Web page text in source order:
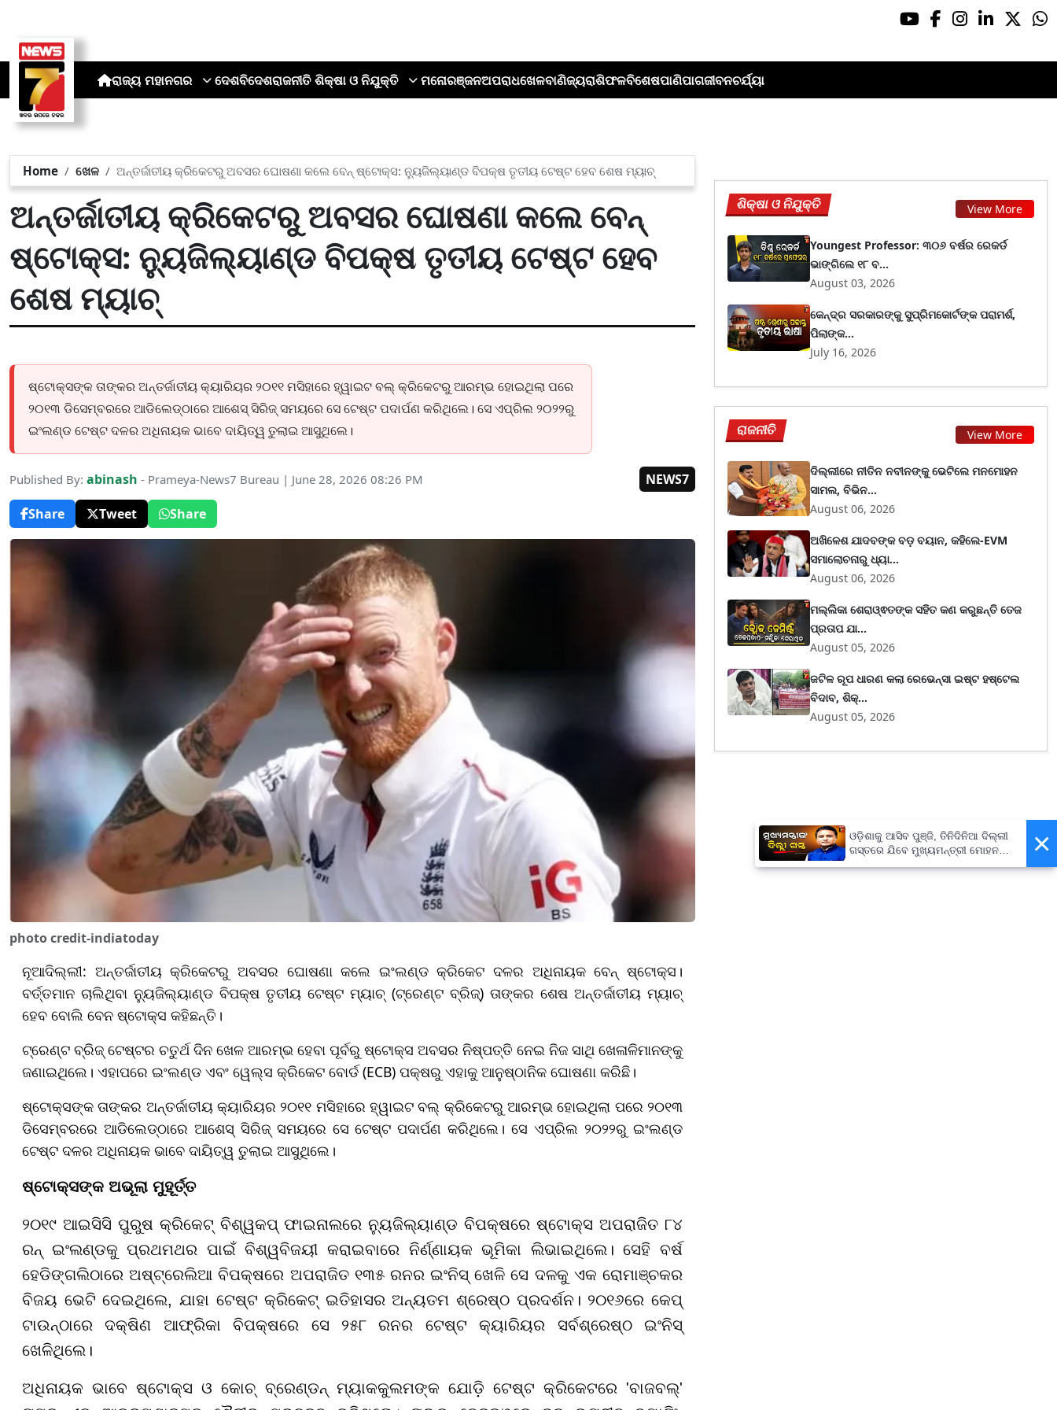
ରାଜ୍ୟ ମହାନଗର ଦେଶବିଦେଶରାଜନୀତି ଶିକ୍ଷା ଓ ନିଯୁକ୍ତି ମନୋରଞ୍ଜନଅପରାଧଖେଳବାଣିଜ୍ୟରାଶିଫଳବିଶେଷପାଣିପାଗଜୀବନଚର୍ଯ୍ୟା
Home ଖେଳ ଅନ୍ତର୍ଜାତୀୟ କ୍ରିକେଟରୁ ଅବସର ଘୋଷଣା କଲେ ବେନ୍ ଷ୍ଟୋକ୍ସ: ନ୍ୟୁଜିଲ୍ୟାଣ୍ଡ ବିପକ୍ଷ ତୃତୀୟ ଟେଷ୍ଟ ହେବ ଶେଷ ମ୍ୟାଚ୍
ଅନ୍ତର୍ଜାତୀୟ କ୍ରିକେଟରୁ ଅବସର ଘୋଷଣା କଲେ ବେନ୍
ଷ୍ଟୋକ୍ସ: ନ୍ୟୁଜିଲ୍ୟାଣ୍ଡ ବିପକ୍ଷ ତୃତୀୟ ଟେଷ୍ଟ ହେବ
ଶେଷ ମ୍ୟାଚ୍
ଷ୍ଟୋକ୍ସଙ୍କ ତାଙ୍କର ଅନ୍ତର୍ଜାତୀୟ କ୍ୟାରିୟର ୨୦୧୧ ମସିହାରେ ହ୍ୱାଇଟ ବଲ୍ କ୍ରିକେଟରୁ ଆରମ୍ଭ ହୋଇଥିଲା ପରେ
୨୦୧୩ ଡିସେମ୍ବରରେ ଆଡିଲେଡ୍‌ଠାରେ ଆଶେସ୍ ସିରିଜ୍ ସମୟରେ ସେ ଟେଷ୍ଟ ପଦାର୍ପଣ କରିଥିଲେ। ସେ ଏପ୍ରିଲ ୨୦୨୨ରୁ
ଇଂଲଣ୍ଡ ଟେଷ୍ଟ ଦଳର ଅଧିନାୟକ ଭାବେ ଦାୟିତ୍ୱ ତୁଲାଇ ଆସୁଥିଲେ।
Published By: abinash - Prameya-News7 Bureau | June 28, 2026 08:26 PM
NEWS7
Share
Tweet Share
photo credit-indiatoday
ନୂଆଦିଲ୍ଲୀ: ଅନ୍ତର୍ଜାତୀୟ କ୍ରିକେଟରୁ ଅବସର ଘୋଷଣା କଲେ ଇଂଲଣ୍ଡ କ୍ରିକେଟ ଦଳର ଅଧିନାୟକ ବେନ୍ ଷ୍ଟୋକ୍ସ।
ବର୍ତ୍ତମାନ ଚାଲିଥିବା ନ୍ୟୁଜିଲ୍ୟାଣ୍ଡ ବିପକ୍ଷ ତୃତୀୟ ଟେଷ୍ଟ ମ୍ୟାଚ୍ (ଟ୍ରେଣ୍ଟ ବ୍ରିଜ୍) ତାଙ୍କର ଶେଷ ଅନ୍ତର୍ଜାତୀୟ ମ୍ୟାଚ୍
ହେବ ବୋଲି ବେନ ଷ୍ଟୋକ୍ସ କହିଛନ୍ତି।
ଟ୍ରେଣ୍ଟ ବ୍ରିଜ୍ ଟେଷ୍ଟର ଚତୁର୍ଥ ଦିନ ଖେଳ ଆରମ୍ଭ ହେବା ପୂର୍ବରୁ ଷ୍ଟୋକ୍ସ ଅବସର ନିଷ୍ପତ୍ତି ନେଇ ନିଜ ସାଥି ଖେଳାଳିମାନଙ୍କୁ
ଜଣାଇଥିଲେ। ଏହାପରେ ଇଂଲଣ୍ଡ ଏବଂ ୱେଲ୍ସ କ୍ରିକେଟ ବୋର୍ଡ (ECB) ପକ୍ଷରୁ ଏହାକୁ ଆନୁଷ୍ଠାନିକ ଘୋଷଣା କରିଛି।
ଷ୍ଟୋକ୍ସଙ୍କ ତାଙ୍କର ଅନ୍ତର୍ଜାତୀୟ କ୍ୟାରିୟର ୨୦୧୧ ମସିହାରେ ହ୍ୱାଇଟ ବଲ୍ କ୍ରିକେଟରୁ ଆରମ୍ଭ ହୋଇଥିଲା ପରେ ୨୦୧୩
ଡିସେମ୍ବରରେ ଆଡିଲେଡ୍‌ଠାରେ ଆଶେସ୍ ସିରିଜ୍ ସମୟରେ ସେ ଟେଷ୍ଟ ପଦାର୍ପଣ କରିଥିଲେ। ସେ ଏପ୍ରିଲ ୨୦୨୨ରୁ ଇଂଲଣ୍ଡ
ଟେଷ୍ଟ ଦଳର ଅଧିନାୟକ ଭାବେ ଦାୟିତ୍ୱ ତୁଲାଇ ଆସୁଥିଲେ।
ଷ୍ଟୋକ୍ସଙ୍କ ଅଭୂଲା ମୁହୂର୍ତ୍ତ
୨୦୧୯ ଆଇସିସି ପୁରୁଷ କ୍ରିକେଟ୍ ବିଶ୍ୱକପ୍ ଫାଇନାଲରେ ନ୍ୟୁଜିଲ୍ୟାଣ୍ଡ ବିପକ୍ଷରେ ଷ୍ଟୋକ୍ସ ଅପରାଜିତ ୮୪
ରନ୍ ଇଂଲଣ୍ଡକୁ ପ୍ରଥମଥର ପାଇଁ ବିଶ୍ୱବିଜୟୀ କରାଇବାରେ ନିର୍ଣ୍ଣାୟକ ଭୂମିକା ଲିଭାଇଥିଲେ। ସେହି ବର୍ଷ
ହେଡିଙ୍ଗଲିଠାରେ ଅଷ୍ଟ୍ରେଲିଆ ବିପକ୍ଷରେ ଅପରାଜିତ ୧୩୫ ରନର ଇଂନିସ୍ ଖେଳି ସେ ଦଳକୁ ଏକ ରୋମାଞ୍ଚକର
ବିଜୟ ଭେଟି ଦେଇଥିଲେ, ଯାହା ଟେଷ୍ଟ କ୍ରିକେଟ୍ ଇତିହାସର ଅନ୍ୟତମ ଶ୍ରେଷ୍ଠ ପ୍ରଦର୍ଶନ। ୨୦୧୬ରେ କେପ୍
ଟାଉନ୍ଠାରେ ଦକ୍ଷିଣ ଆଫ୍ରିକା ବିପକ୍ଷରେ ସେ ୨୫୮ ରନର ଟେଷ୍ଟ କ୍ୟାରିୟର ସର୍ବଶ୍ରେଷ୍ଠ ଇଂନିସ୍
ଖେଳିଥିଲେ।
ଅଧିନାୟକ ଭାବେ ଷ୍ଟୋକ୍ସ ଓ କୋଚ୍ ବ୍ରେଣ୍ଡନ୍ ମ୍ୟାକକୁଲମଙ୍କ ଯୋଡ଼ି ଟେଷ୍ଟ କ୍ରିକେଟରେ 'ବାଜବଲ୍'
ଶିକ୍ଷା ଓ ନିଯୁକ୍ତି View More
Youngest Professor: ୩୦୬ ବର୍ଷର ରେକର୍ଡ
ଭାଙ୍ଗିଲେ ୧୮ ବ...
August 03, 2026
କେନ୍ଦ୍ର ସରକାରଙ୍କୁ ସୁପ୍ରିମକୋର୍ଟଙ୍କ ପରାମର୍ଶ,
ପିଲାଙ୍କ...
July 16, 2026
ରାଜନୀତି View More
ଦିଲ୍ଲୀରେ ନୀତିନ ନବୀନଙ୍କୁ ଭେଟିଲେ ମନମୋହନ
ସାମଲ, ବିଭିନ...
August 06, 2026
ଅଖିଳେଶ ଯାଦବଙ୍କ ବଡ଼ ବୟାନ, କହିଲେ-EVM
ସମାଲୋଚନାରୁ ଧ୍ୟା...
August 06, 2026
ମଲ୍ଲିକା ଶେରାଓ୍ଵତଙ୍କ ସହିତ କଣ କରୁଛନ୍ତି ତେଜ
ପ୍ରତାପ ଯା...
August 05, 2026
ଜଟିଳ ରୂପ ଧାରଣ କଲା ରେଭେନ୍ସା ଇଷ୍ଟ ହଷ୍ଟେଲ
ବିଦାବ, ଶିକ୍...
August 05, 2026
×
ଓଡ଼ିଶାକୁ ଆସିବ ପୁଞ୍ଜି, ତିନିଦିନିଆ ଦିଲ୍ଲୀ
ଗସ୍ତରେ ଯିବେ ମୁଖ୍ୟମନ୍ତ୍ରୀ ମୋହନ